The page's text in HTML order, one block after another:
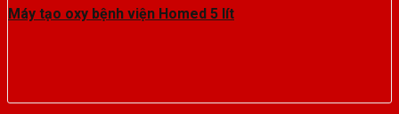
Máy tạo oxy bệnh viện Homed 5 lít